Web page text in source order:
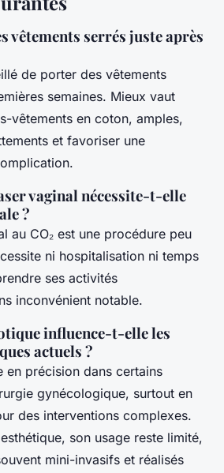
vêtements serrés juste après
de porter des vêtements
semaines. Mieux vaut
vêtements en coton, amples,
et favoriser une
vaginal nécessite-t-elle
?
au CO₂ est une procédure peu
ni hospitalisation ni temps
ses activités
inconvénient notable.
influence-t-elle les
actuels ?
en précision dans certains
gynécologique, surtout en
des interventions complexes.
son usage reste limité,
mini-invasifs et réalisés